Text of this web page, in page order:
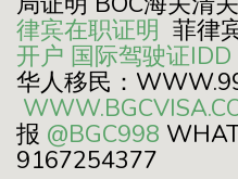
律宾在职证明 菲律
开户 国际驾驶证IDD
华人移民：
报 @BGC998
9167254377